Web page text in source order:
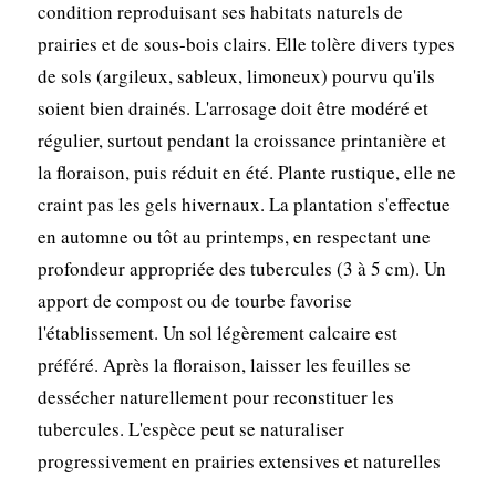
condition reproduisant ses habitats naturels de
prairies et de sous-bois clairs. Elle tolère divers types
de sols (argileux, sableux, limoneux) pourvu qu'ils
soient bien drainés. L'arrosage doit être modéré et
régulier, surtout pendant la croissance printanière et
la floraison, puis réduit en été. Plante rustique, elle ne
craint pas les gels hivernaux. La plantation s'effectue
en automne ou tôt au printemps, en respectant une
profondeur appropriée des tubercules (3 à 5 cm). Un
apport de compost ou de tourbe favorise
l'établissement. Un sol légèrement calcaire est
préféré. Après la floraison, laisser les feuilles se
dessécher naturellement pour reconstituer les
tubercules. L'espèce peut se naturaliser
progressivement en prairies extensives et naturelles